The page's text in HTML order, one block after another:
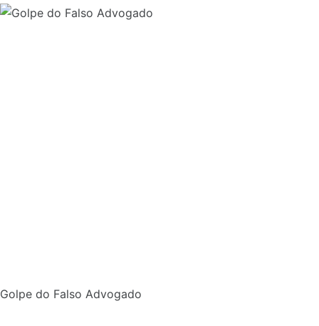
Golpe do Falso Advogado